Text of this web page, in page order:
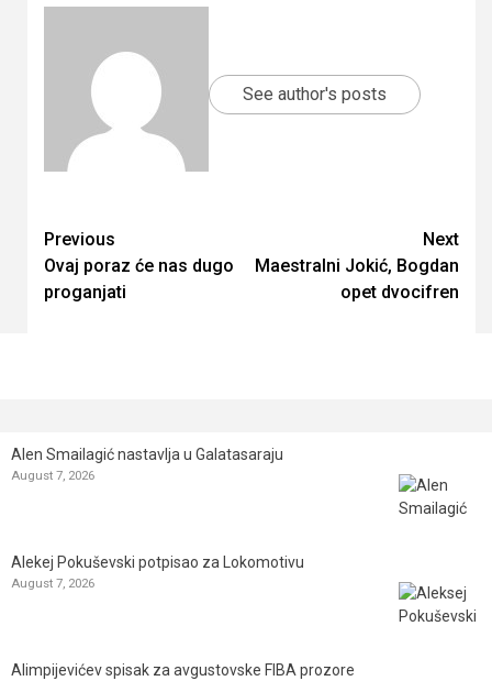
See author's posts
Continue
Reading
Previous
Ovaj poraz će nas dugo
proganjati
Next
Maestralni Jokić, Bogdan
opet dvocifren
Alen Smailagić nastavlja u Galatasaraju
August 7, 2026
Alekej Pokuševski potpisao za Lokomotivu
August 7, 2026
Alimpijevićev spisak za avgustovske FIBA prozore